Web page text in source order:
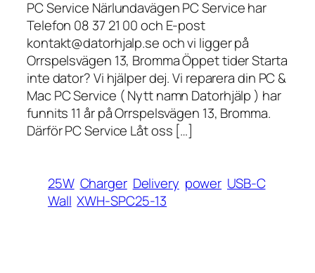
PC Service Närlundavägen PC Service har
Telefon 08 37 21 00 och E-post
kontakt@datorhjalp.se och vi ligger på
Orrspelsvägen 13, Bromma Öppet tider Starta
inte dator? Vi hjälper dej. Vi reparera din PC &
Mac PC Service ( Nytt namn Datorhjälp ) har
funnits 11 år på Orrspelsvägen 13, Bromma.
Därför PC Service Låt oss […]
25W Charger Delivery power USB-C
Wall XWH-SPC25-13